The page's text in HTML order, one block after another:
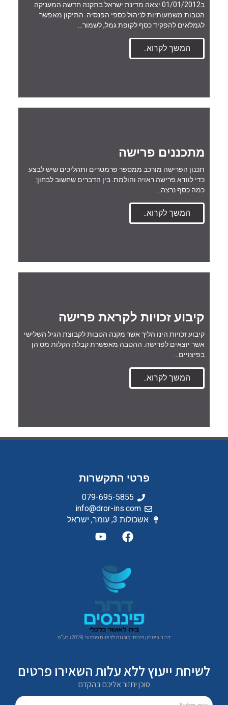
ב01/01/2012 יצאה מדינת ישראל בתקנה חדשה המעניקה
הטבות משמעותיות לניהול כספי הפנסיה. התיקון מאפשר
לגמלאים להפקיד כסף לקופת גמל, לשמור…
המשך לקרוא..
מתכננים פרישה
תכנון הפרישה מורכב ממספר פרמטרים ותהליכים שיש לבצע
כדי לוודא פרישה ראויה והולמת. בין הדברים שחשוב לבחון:
כמה כסף נרצה…
המשך לקרוא..
קיבוע זכויות לקראת פרישה
קיבוע זכויות הינו הליך אשר מקנה הטבות לקבוצת הגיל השלישי
אשר יוצאים לפרישה. ההטבה מאפשרת קבלת הקלות מס הן
בפיצויים…
המשך לקרוא..
פרטי התקשרות
079-695-5855⁩
info@dror-ins.com
אשכולות 3, עומר, ישראל
דרור ביטחון פיננסי סוכנות לביטוח פנסיוני (2019) בע"מ
לשיחת ייעוץ ללא עלות השאירו פרטים
סוכן יחזור אליכם בהקדם